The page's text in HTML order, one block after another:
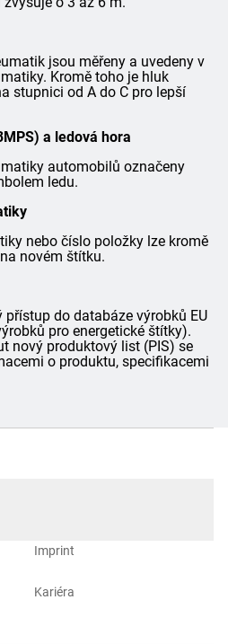
jsou měřeny a uvedeny v
Kromě toho je hluk
stupnici od A do C pro lepší
a ledová hora
automobilů označeny
ledu.
nebo číslo položky lze kromě
novém štítku.
do databáze výrobků EU
pro energetické štítky).
nový produktový list (PIS) se
o produktu, specifikacemi
Imprint
Kariéra